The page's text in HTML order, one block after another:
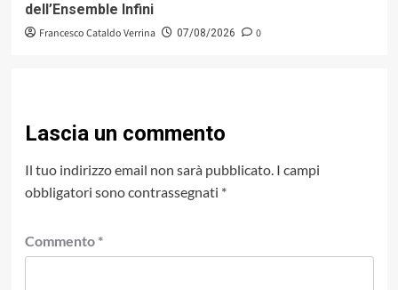
dell’Ensemble Infini
Francesco Cataldo Verrina 07/08/2026 0
Lascia un commento
Il tuo indirizzo email non sarà pubblicato. I campi
obbligatori sono contrassegnati *
Commento *